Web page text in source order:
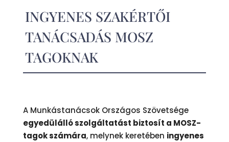
INGYENES SZAKÉRTŐI
TANÁCSADÁS MOSZ
TAGOKNAK
A Munkástanácsok Országos Szövetsége
egyedülálló szolgáltatást biztosít a MOSZ-
tagok számára, melynek keretében ingyenes